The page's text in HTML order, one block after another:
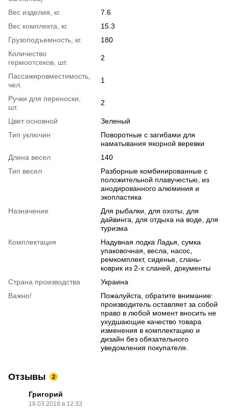
Вес изделия, кг.
7.6
Вес комплекта, кг.
15.3
Грузоподъемность, кг.
180
Количество
гермоотсеков, шт.
2
Пассажировместимость,
чел.
1
Ручки для переноски,
шт.
2
Цвет основной
Зеленый
Тип уключин
Поворотные с загибами для
наматывания якорной веревки
Длина весел
140
Тип весел
Разборные комбинированные с
положительной плавучестью, из
анодированного алюминия и
экопластика
Назначение
Для рыбалки, для охоты, для
дайвинга, для отдыха на воде, для
туризма
Комплектация
Надувная лодка Ладья, сумка
упаковочная, весла, насос,
ремкомплект, сиденье, слань-
коврик из 2-х сланей, документы
Страна производства
Украина
Важно!
Пожалуйста, обратите внимание:
производитель оставляет за собой
право в любой момент вносить не
ухудшающие качество товара
изменения в комплектацию и
дизайн без обязательного
уведомления покупателя.
Отзывы 2
Григорий
18.03.2018 в 12:33